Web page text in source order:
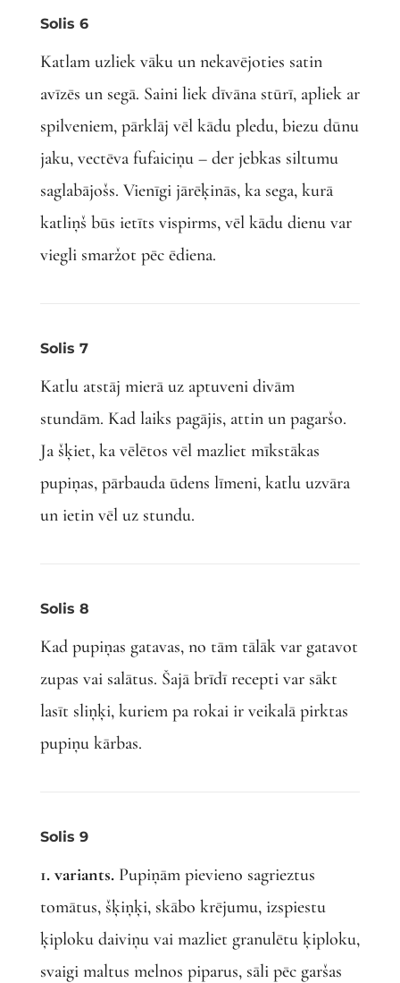
Solis 6
Katlam uzliek vāku un nekavējoties satin
avīzēs un segā. Saini liek dīvāna stūrī, apliek ar
spilveniem, pārklāj vēl kādu pledu, biezu dūnu
jaku, vectēva fufaiciņu – der jebkas siltumu
saglabājošs. Vienīgi jārēķinās, ka sega, kurā
katliņš būs ietīts vispirms, vēl kādu dienu var
viegli smaržot pēc ēdiena.
Solis 7
Katlu atstāj mierā uz aptuveni divām
stundām. Kad laiks pagājis, attin un pagaršo.
Ja šķiet, ka vēlētos vēl mazliet mīkstākas
pupiņas, pārbauda ūdens līmeni, katlu uzvāra
un ietin vēl uz stundu.
Solis 8
Kad pupiņas gatavas, no tām tālāk var gatavot
zupas vai salātus. Šajā brīdī recepti var sākt
lasīt sliņķi, kuriem pa rokai ir veikalā pirktas
pupiņu kārbas.
Solis 9
1. variants.Pupiņām pievieno sagrieztus
tomātus, šķiņķi, skābo krējumu, izspiestu
ķiploku daiviņu vai mazliet granulētu ķiploku,
svaigi maltus melnos piparus, sāli pēc garšas